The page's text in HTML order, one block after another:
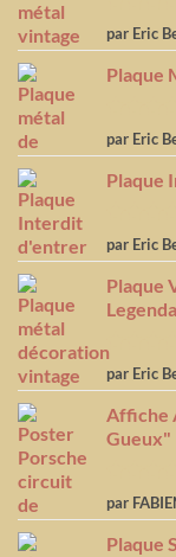
Note5
5
par Eric
Plaque
Note5
5
par Eric
Plaque
Note5
5
par Eric
Plaque
Note5
5
par Eric
Affiche
Gueux"
Note5
5
par
Plaque